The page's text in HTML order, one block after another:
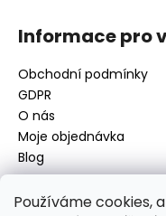
Používáme cookies,
Informace pro
Obchodní podmínky
GDPR
O nás
Moje objednávka
Blog